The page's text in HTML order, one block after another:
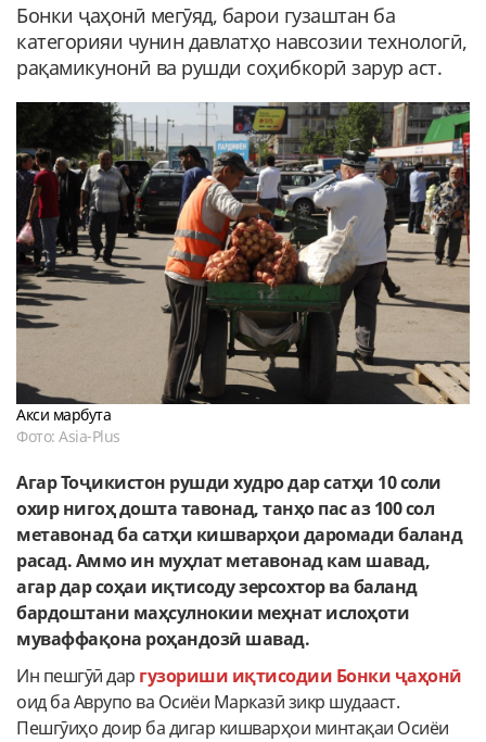
Бонки ҷаҳонӣ мегӯяд, барои гузаштан ба
категорияи чунин давлатҳо навсозии технологӣ,
рақамикунонӣ ва рушди соҳибкорӣ зарур аст.
Акси марбута
Фото: Asia-Plus
Агар Тоҷикистон рушди худро дар сатҳи 10 соли
охир нигоҳ дошта тавонад, танҳо пас аз 100 сол
метавонад ба сатҳи кишварҳои даромади баланд
расад. Аммо ин муҳлат метавонад кам шавад,
агар дар соҳаи иқтисоду зерсохтор ва баланд
бардоштани маҳсулнокии меҳнат ислоҳоти
муваффақона роҳандозӣ шавад.
Ин пешгӯӣ дар гузориши иқтисодии Бонки ҷаҳонӣ
оид ба Аврупо ва Осиёи Марказӣ зикр шудааст.
Пешгӯиҳо доир ба дигар кишварҳои минтақаи Осиёи